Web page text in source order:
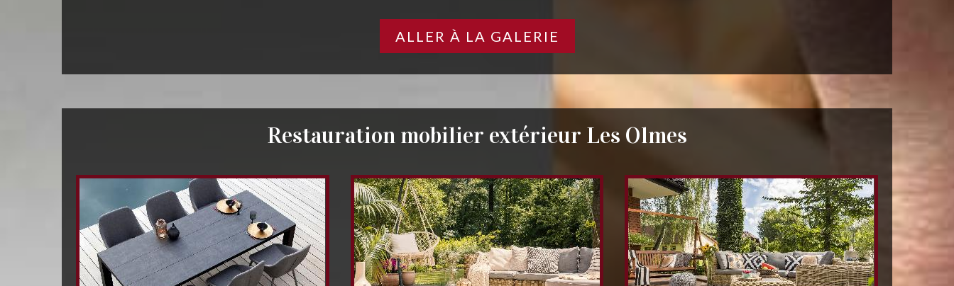
ALLER À LA GALERIE
Restauration mobilier extérieur Les Olmes